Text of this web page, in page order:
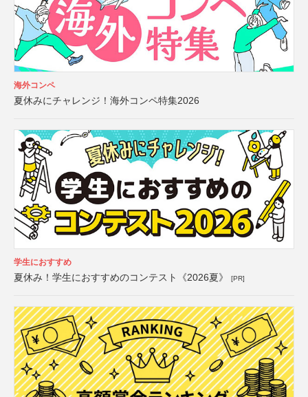
海外コンペ
夏休みにチャレンジ！海外コンペ特集2026
学生におすすめ
夏休み！学生におすすめのコンテスト《2026夏》 [PR]